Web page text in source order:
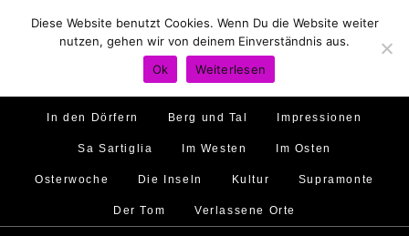
Hirtenland Traumstrände Feste feiern
Golfo di Orosei Im Norden
Murales Ambiente
In den Dörfern Berg und Tal Impressionen
Sa Sartiglia Im Westen Im Osten
Osterwoche Die Inseln Kultur Supramonte
Der Tom Verlassene Orte
Diese Website benutzt Cookies. Wenn Du die Website weiter
nutzen, gehen wir von deinem Einverständnis aus.
Ok
Weiterlesen